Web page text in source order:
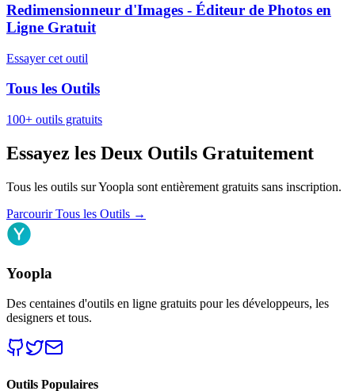
Redimensionneur d'Images - Éditeur de Photos en
Ligne Gratuit
Essayer cet outil
Tous les Outils
100+ outils gratuits
Essayez les Deux Outils Gratuitement
Tous les outils sur Yoopla sont entièrement gratuits sans inscription.
Parcourir Tous les Outils →
Yoopla
Des centaines d'outils en ligne gratuits pour les développeurs, les
designers et tous.
Outils Populaires